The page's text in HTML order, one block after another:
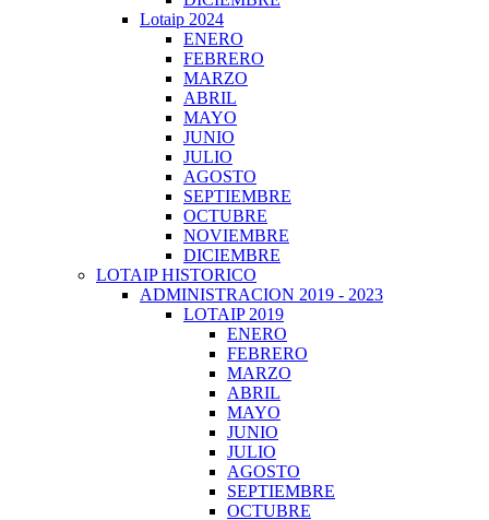
Lotaip 2024
ENERO
FEBRERO
MARZO
ABRIL
MAYO
JUNIO
JULIO
AGOSTO
SEPTIEMBRE
OCTUBRE
NOVIEMBRE
DICIEMBRE
LOTAIP HISTORICO
ADMINISTRACION 2019 - 2023
LOTAIP 2019
ENERO
FEBRERO
MARZO
ABRIL
MAYO
JUNIO
JULIO
AGOSTO
SEPTIEMBRE
OCTUBRE